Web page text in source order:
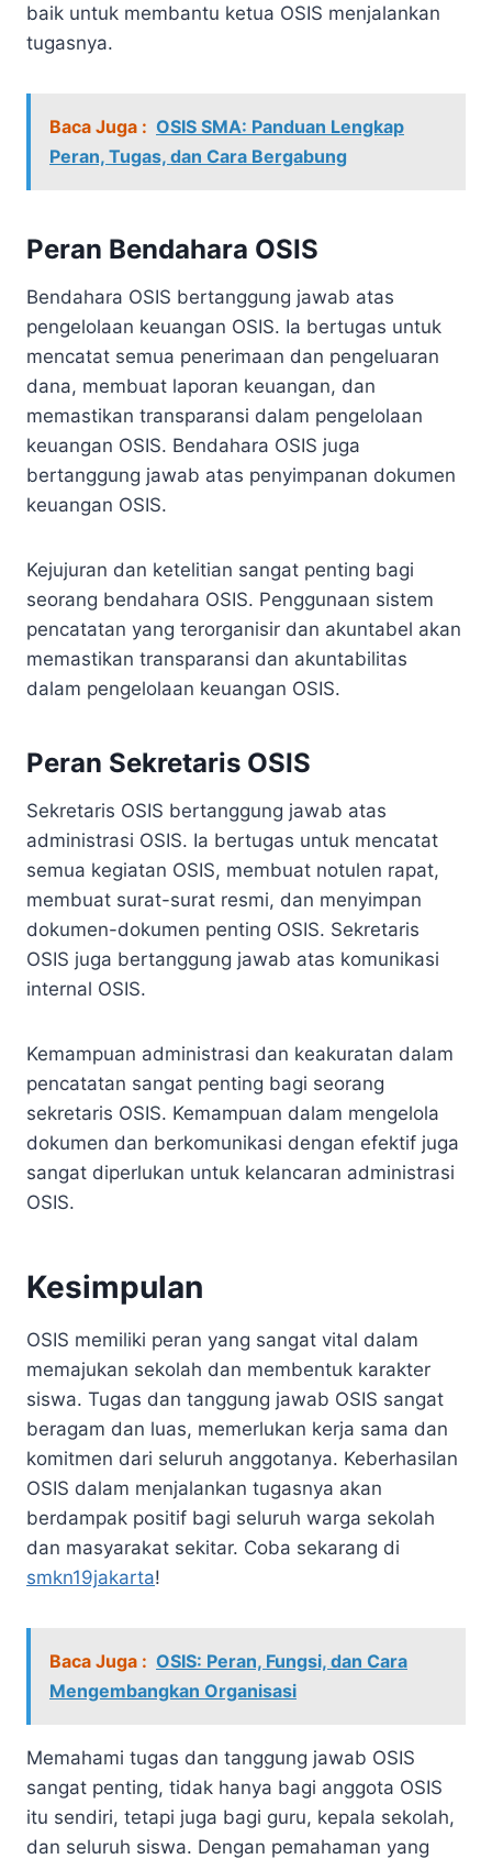
baik untuk membantu ketua OSIS menjalankan
tugasnya.
Baca Juga : OSIS SMA: Panduan Lengkap
Peran, Tugas, dan Cara Bergabung
Peran Bendahara OSIS
Bendahara OSIS bertanggung jawab atas
pengelolaan keuangan OSIS. Ia bertugas untuk
mencatat semua penerimaan dan pengeluaran
dana, membuat laporan keuangan, dan
memastikan transparansi dalam pengelolaan
keuangan OSIS. Bendahara OSIS juga
bertanggung jawab atas penyimpanan dokumen
keuangan OSIS.
Kejujuran dan ketelitian sangat penting bagi
seorang bendahara OSIS. Penggunaan sistem
pencatatan yang terorganisir dan akuntabel akan
memastikan transparansi dan akuntabilitas
dalam pengelolaan keuangan OSIS.
Peran Sekretaris OSIS
Sekretaris OSIS bertanggung jawab atas
administrasi OSIS. Ia bertugas untuk mencatat
semua kegiatan OSIS, membuat notulen rapat,
membuat surat-surat resmi, dan menyimpan
dokumen-dokumen penting OSIS. Sekretaris
OSIS juga bertanggung jawab atas komunikasi
internal OSIS.
Kemampuan administrasi dan keakuratan dalam
pencatatan sangat penting bagi seorang
sekretaris OSIS. Kemampuan dalam mengelola
dokumen dan berkomunikasi dengan efektif juga
sangat diperlukan untuk kelancaran administrasi
OSIS.
Kesimpulan
OSIS memiliki peran yang sangat vital dalam
memajukan sekolah dan membentuk karakter
siswa. Tugas dan tanggung jawab OSIS sangat
beragam dan luas, memerlukan kerja sama dan
komitmen dari seluruh anggotanya. Keberhasilan
OSIS dalam menjalankan tugasnya akan
berdampak positif bagi seluruh warga sekolah
dan masyarakat sekitar. Coba sekarang di
smkn19jakarta!
Baca Juga : OSIS: Peran, Fungsi, dan Cara
Mengembangkan Organisasi
Memahami tugas dan tanggung jawab OSIS
sangat penting, tidak hanya bagi anggota OSIS
itu sendiri, tetapi juga bagi guru, kepala sekolah,
dan seluruh siswa. Dengan pemahaman yang